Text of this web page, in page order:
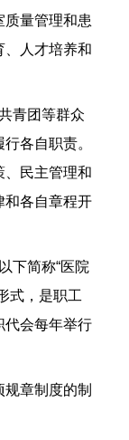
量管理和患
、人才培养和
青团等群众
各自职责。
、民主管理和
和各自章程开
下简称“医院
式，是职工
代会每年举行
规章制度的制